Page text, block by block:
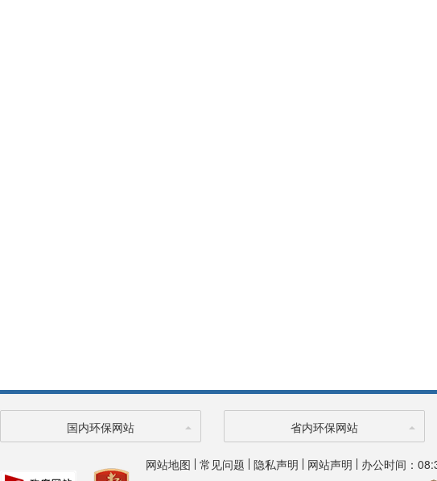
国内环保网站 省内环保网站
网站地图 常见问题 隐私声明 网站声明 办公时间：